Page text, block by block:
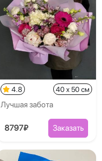
4.8 40 x 50 см
Лучшая забота
8797₽ Заказать